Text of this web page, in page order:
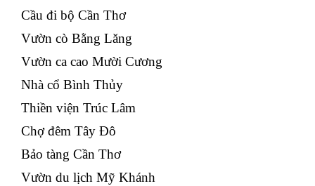
Cầu đi bộ Cần Thơ
Vườn cò Bằng Lăng
Vườn ca cao Mười Cương
Nhà cổ Bình Thủy
Thiền viện Trúc Lâm
Chợ đêm Tây Đô
Bảo tàng Cần Thơ
Vườn du lịch Mỹ Khánh